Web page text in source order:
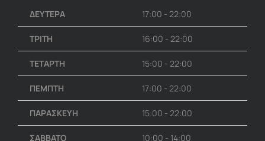
ΔΕΥΤΕΡΑ 17:00 - 22:00
ΤΡΙΤΗ 16:00 - 22:00
ΤΕΤΑΡΤΗ 15:00 - 22:00
ΠΕΜΠΤΗ 17:00 - 22:00
ΠΑΡΑΣΚΕΥΗ 15:00 - 22:00
ΣΑΒΒΑΤΟ 10:00 - 14:00